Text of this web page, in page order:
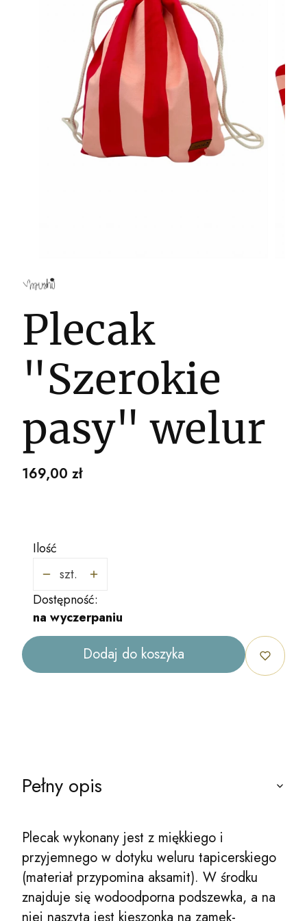
Plecak
"Szerokie
pasy" welur
Cena
169,00 zł
Ilość
szt.
Dostępność:
na wyczerpaniu
Dodaj do koszyka
Pełny opis
Plecak wykonany jest z miękkiego i
przyjemnego w dotyku weluru tapicerskiego
(materiał przypomina aksamit). W środku
znajduje się wodoodporna podszewka, a na